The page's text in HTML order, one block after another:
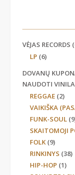
VĖJAS RECORDS
LP (6)
DOVANŲ
NAUDOTI
REGGAE (2)
VAIKIŠKA
FUNK-SOUL
SKAITOMOJI
FOLK (9)
RINKINYS (38)
HIP-HOP (1)